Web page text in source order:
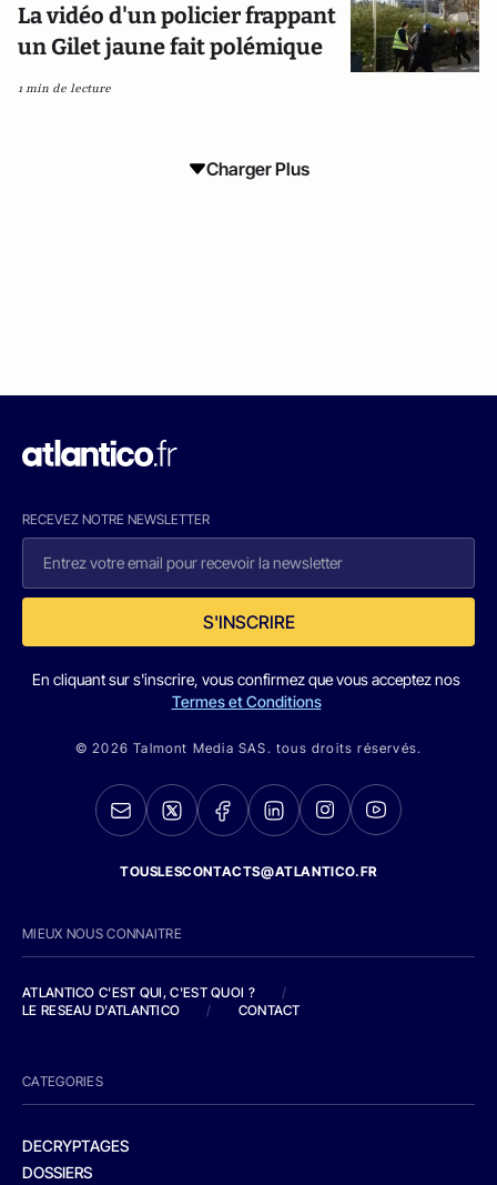
La vidéo d'un policier frappant
un Gilet jaune fait polémique
1 min de lecture
Charger Plus
RECEVEZ NOTRE NEWSLETTER
S'INSCRIRE
En cliquant sur s'inscrire, vous confirmez que vous acceptez nos
Termes et Conditions
© 2026 Talmont Media SAS. tous droits réservés.
TOUSLESCONTACTS@ATLANTICO.FR
MIEUX NOUS CONNAITRE
ATLANTICO C'EST QUI, C'EST QUOI ?
/
LE RESEAU D'ATLANTICO
/ CONTACT
CATEGORIES
DECRYPTAGES
DOSSIERS